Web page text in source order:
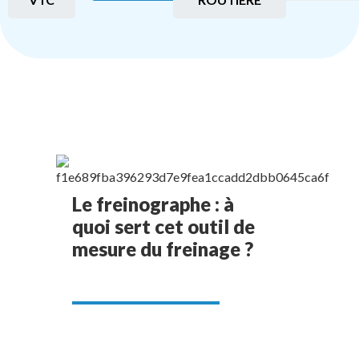
Le freinographe : à
quoi sert cet outil de
mesure du freinage ?